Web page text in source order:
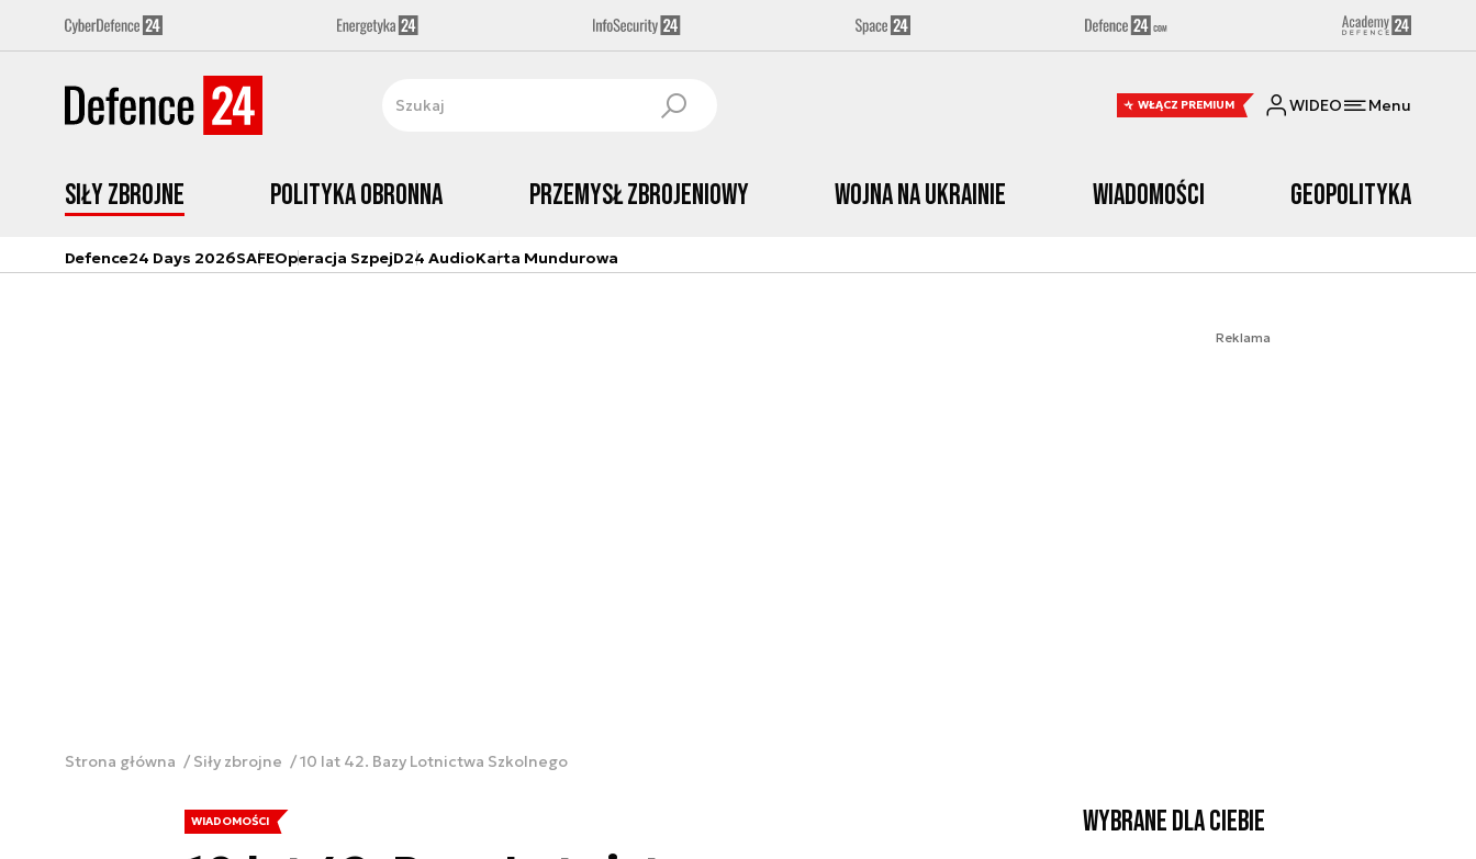
WŁĄCZ PREMIUM WIDEO Menu
Siły zbrojne Polityka obronna Przemysł Zbrojeniowy Wojna na Ukrainie Wiadomości Geopolityka
Defence24 Days 2026SAFEOperacja SzpejD24 AudioKarta Mundurowa
Reklama
Strona główna Siły zbrojne 10 lat 42. Bazy Lotnictwa Szkolnego
WIADOMOŚCI Wybrane dla Ciebie